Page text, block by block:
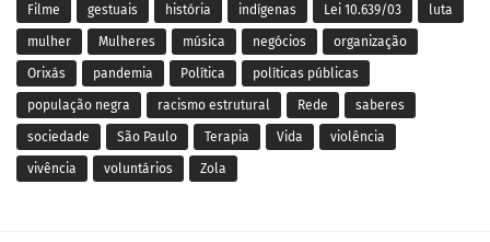
Filme gestuais história indígenas Lei 10.639/03 luta
mulher Mulheres música negócios organização
Orixás pandemia Política políticas públicas
população negra racismo estrutural Rede saberes
sociedade São Paulo Terapia Vida violência
vivência voluntários Zola